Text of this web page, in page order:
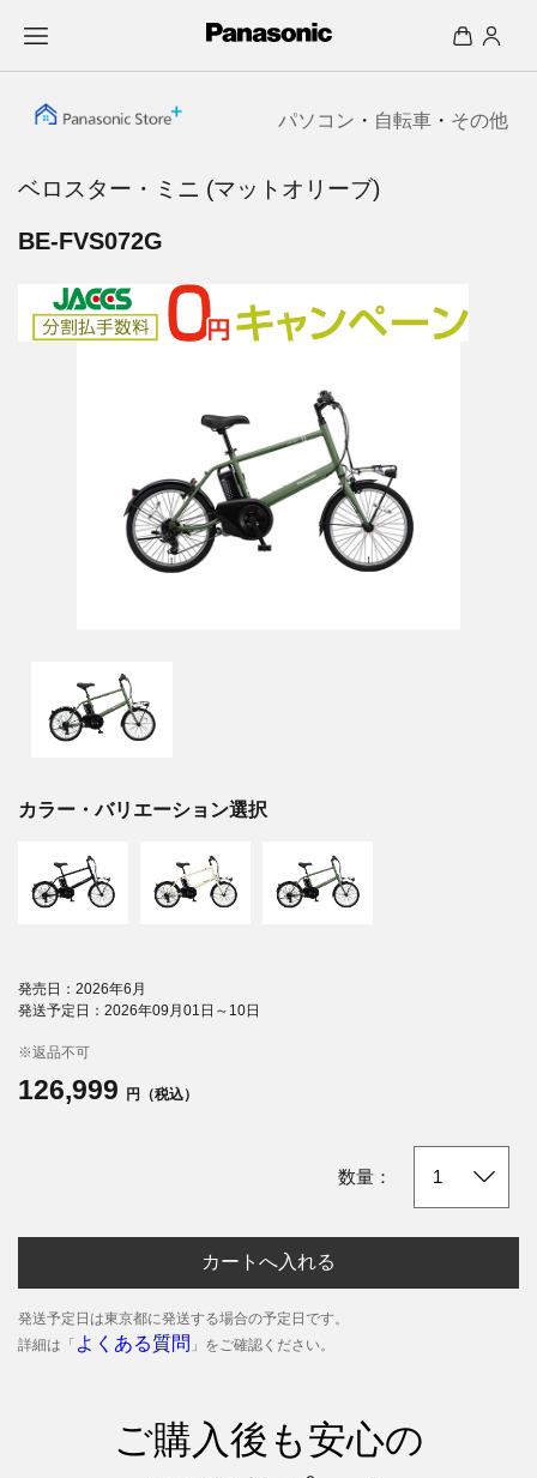
パソコン ・ 自転車 ・ その他
ベロスター・ミニ (マットオリーブ)
BE-FVS072G
カラー・バリエーション選択
発売日：2026年6月
発送予定日：2026年09月01日～10日
※返品不可
126,999 円（税込）
数量：
カートへ入れる
発送予定日は東京都に発送する場合の予定日です。
詳細は「 よくある質問 」をご確認ください。